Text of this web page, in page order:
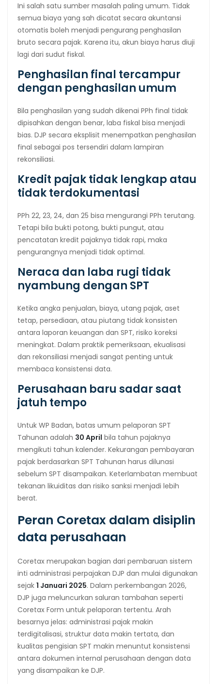
Ini salah satu sumber masalah paling umum. Tidak
semua biaya yang sah dicatat secara akuntansi
otomatis boleh menjadi pengurang penghasilan
bruto secara pajak. Karena itu, akun biaya harus diuji
lagi dari sudut fiskal.
Penghasilan final tercampur
dengan penghasilan umum
Bila penghasilan yang sudah dikenai PPh final tidak
dipisahkan dengan benar, laba fiskal bisa menjadi
bias. DJP secara eksplisit menempatkan penghasilan
final sebagai pos tersendiri dalam lampiran
rekonsiliasi.
Kredit pajak tidak lengkap atau
tidak terdokumentasi
PPh 22, 23, 24, dan 25 bisa mengurangi PPh terutang.
Tetapi bila bukti potong, bukti pungut, atau
pencatatan kredit pajaknya tidak rapi, maka
pengurangnya menjadi tidak optimal.
Neraca dan laba rugi tidak
nyambung dengan SPT
Ketika angka penjualan, biaya, utang pajak, aset
tetap, persediaan, atau piutang tidak konsisten
antara laporan keuangan dan SPT, risiko koreksi
meningkat. Dalam praktik pemeriksaan, ekualisasi
dan rekonsiliasi menjadi sangat penting untuk
membaca konsistensi data.
Perusahaan baru sadar saat
jatuh tempo
Untuk WP Badan, batas umum pelaporan SPT
Tahunan adalah 30 April bila tahun pajaknya
mengikuti tahun kalender. Kekurangan pembayaran
pajak berdasarkan SPT Tahunan harus dilunasi
sebelum SPT disampaikan. Keterlambatan membuat
tekanan likuiditas dan risiko sanksi menjadi lebih
berat.
Peran Coretax dalam disiplin
data perusahaan
Coretax merupakan bagian dari pembaruan sistem
inti administrasi perpajakan DJP dan mulai digunakan
sejak 1 Januari 2025. Dalam perkembangan 2026,
DJP juga meluncurkan saluran tambahan seperti
Coretax Form untuk pelaporan tertentu. Arah
besarnya jelas: administrasi pajak makin
terdigitalisasi, struktur data makin tertata, dan
kualitas pengisian SPT makin menuntut konsistensi
antara dokumen internal perusahaan dengan data
yang disampaikan ke DJP.